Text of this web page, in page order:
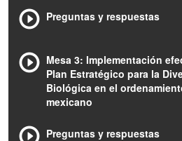
Preguntas y respuestas
Mesa 3: Implementación
Plan Estratégico para la
Biológica en el
mexicano
Preguntas y respuestas